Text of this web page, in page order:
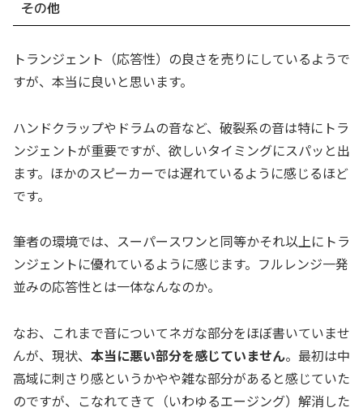
その他
トランジェント（応答性）の良さを売りにしているようで
すが、本当に良いと思います。
ハンドクラップやドラムの音など、破裂系の音は特にトラ
ンジェントが重要ですが、欲しいタイミングにスパッと出
ます。ほかのスピーカーでは遅れているように感じるほど
です。
筆者の環境では、スーパースワンと同等かそれ以上にトラ
ンジェントに優れているように感じます。フルレンジ一発
並みの応答性とは一体なんなのか。
なお、これまで音についてネガな部分をほぼ書いていませ
んが、現状、 本当に悪い部分を感じていません。最初は中
高域に刺さり感というかやや雑な部分があると感じていた
のですが、こなれてきて（いわゆるエージング）解消した